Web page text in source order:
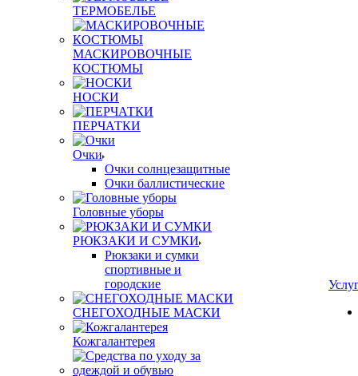
ТЕРМОБЕЛЬЕ
МАСКИРОВОЧНЫЕ
КОСТЮМЫ
НОСКИ
ПЕРЧАТКИ
Очки
Очки солнцезащитные
Очки баллистические
Головные уборы
РЮКЗАКИ И СУМКИ
Рюкзаки и сумки
спортивные и
городские
СНЕГОХОДНЫЕ МАСКИ
Кожгалантерея